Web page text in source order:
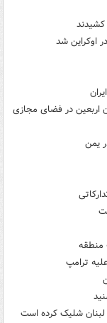
اوکراین شد
اربعین در فضای مجازی
یمن
منطقه
ترامپ